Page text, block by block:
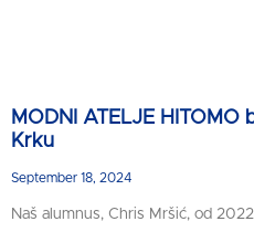
MODNI ATELJE HITOMO
Krku
September 18, 2024
Naš alumnus, Chris Mršić, od